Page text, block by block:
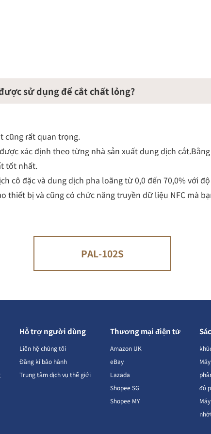
sử dụng để cắt chất lỏng?
cũng rất quan trọng.
xác định theo từng nhà sản xuất dung dịch
tốt nhất.
cô đặc và dung dịch pha loãng từ 0,0 đến 70,0% với
thiết bị và cũng có chức năng truyền dữ liệu NFC mà
PAL-102S
Hỗ trợ người dùng
Liên hệ chúng tôi
Đăng kí bảo hành
Trung tâm dịch vụ thế giới
Thương mại điện tử
Amazon UK
eBay
Lazada
Shopee SG
Shopee MY
độ